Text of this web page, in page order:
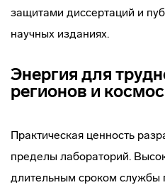
защитами диссертаций и
научных изданиях.
Энергия для
регионов и
Практическая ценность
пределы лабораторий.
длительным сроком службы